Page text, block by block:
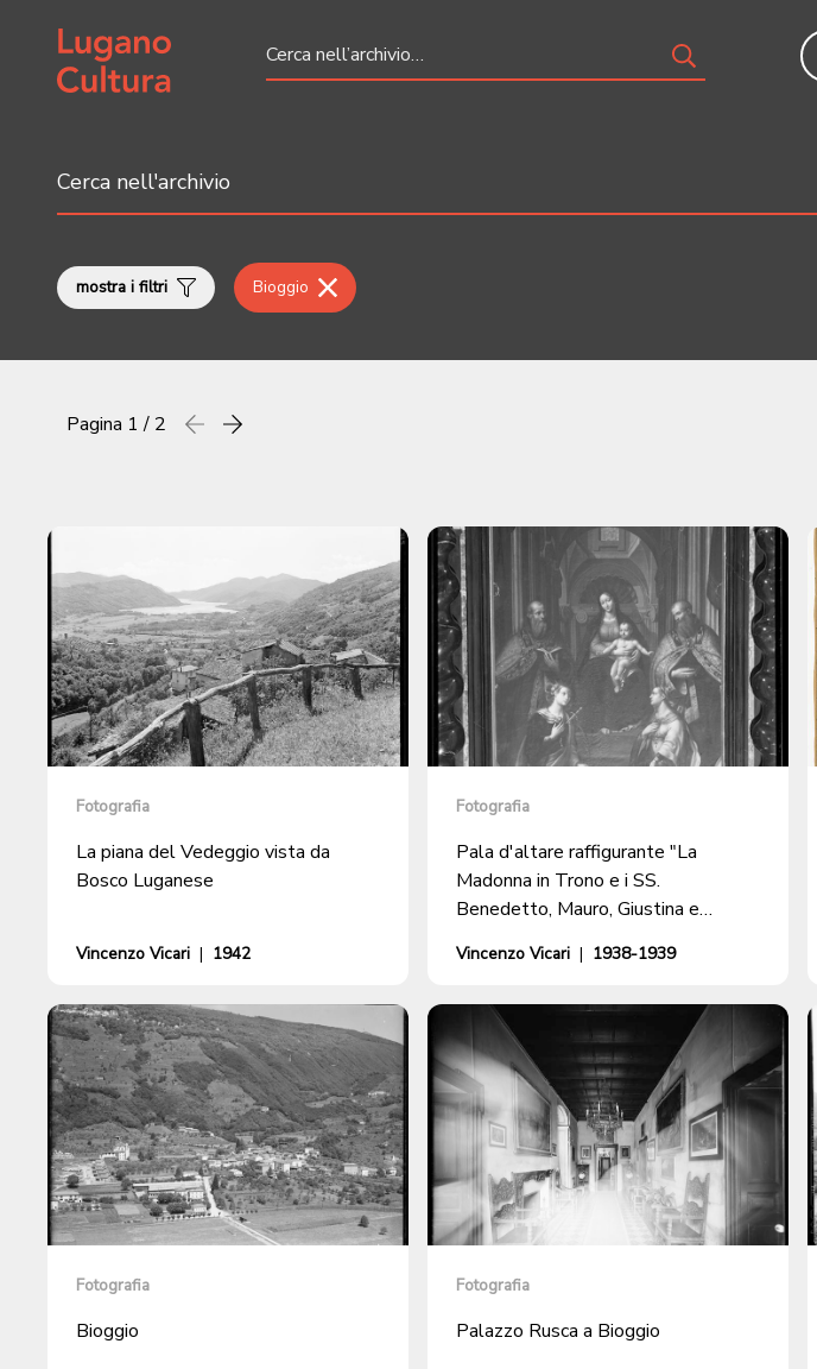
Home page
mostra i filtri Bioggio
Pagina 1 / 2 Precedente
successiva
Fotografia
La piana del Vedeggio vista da
Bosco Luganese
Vincenzo Vicari | 1942
Fotografia
Pala d'altare raffigurante "La
Madonna in Trono e i SS.
Benedetto, Mauro, Giustina e
S. Maurizio a Bioggio
Vincenzo Vicari | 1938-1939
Fotografia
Bioggio
Fotografia
Palazzo Rusca a Bioggio